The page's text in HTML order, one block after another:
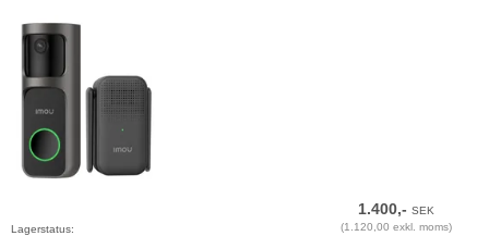
Lagerstatus:
1.400,-SEK
(1.120,00 exkl. moms)